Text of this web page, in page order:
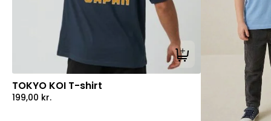
Tilføj til kurv
TOKYO KOI T-shirt
199,00 kr.